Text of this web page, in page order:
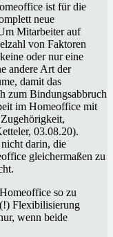
ist für die
neue
Mitarbeiter auf
von Faktoren
oder nur eine
andere Art der
damit das
zum Bindungsabbruch
im Homeoffice mit
03.08.20).
darin, die
gleichermaßen zu
so zu
Flexibilisierung
wenn beide